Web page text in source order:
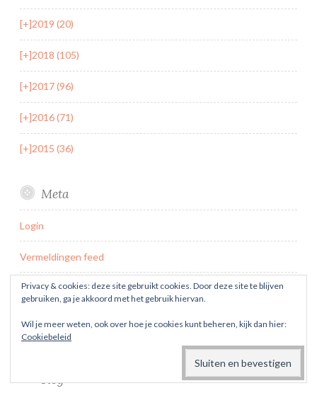
[+]2019 (20)
[+]2018 (105)
[+]2017 (96)
[+]2016 (71)
[+]2015 (36)
Meta
Login
Vermeldingen feed
Reacties feed
WordPress.org
Geen artikel meer missen? Abonneer je op de
blog
Privacy & cookies: deze site gebruikt cookies. Door deze site te blijven
gebruiken, ga je akkoord met het gebruik hiervan.
Wil je meer weten, ook over hoe je cookies kunt beheren, kijk dan hier:
Cookiebeleid